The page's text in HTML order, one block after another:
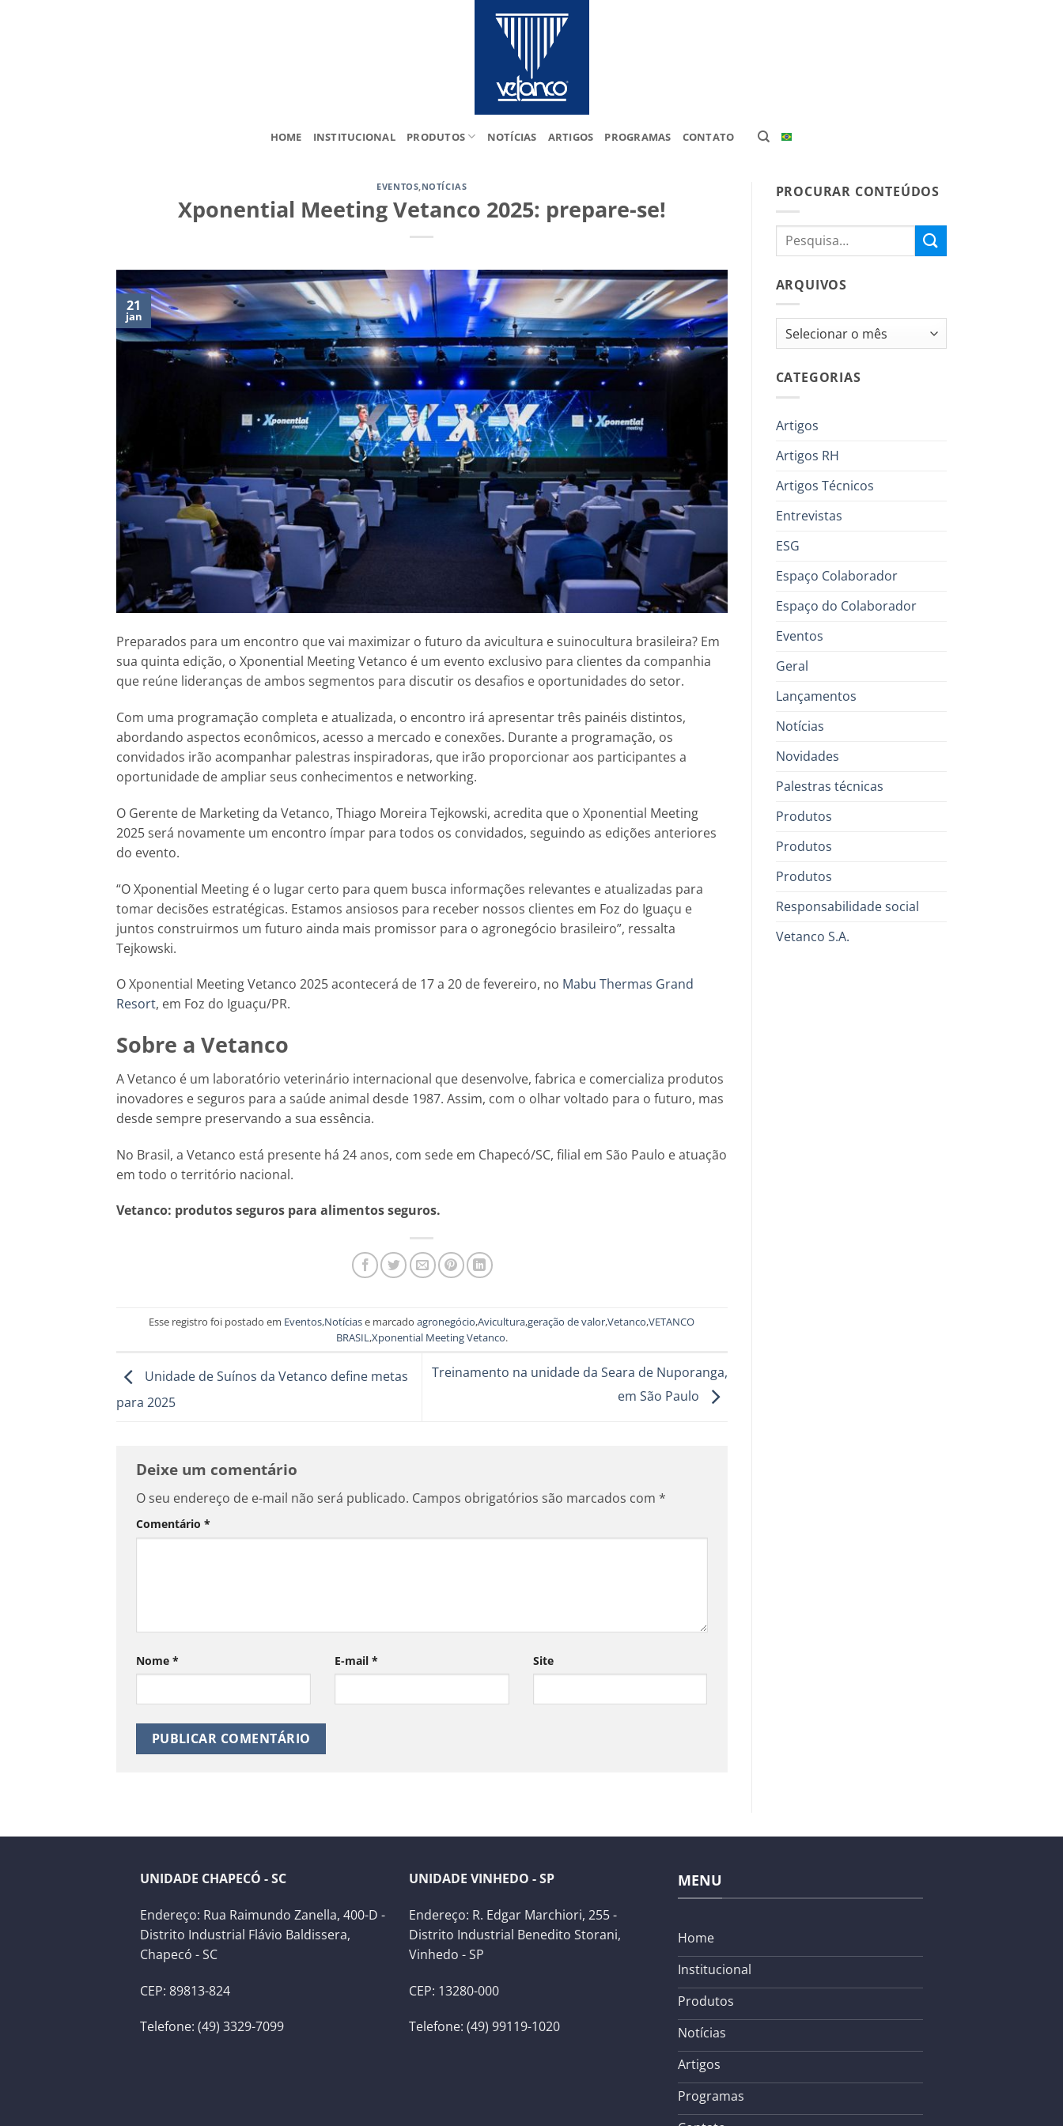
HOME INSTITUCIONAL PRODUTOS NOTÍCIAS ARTIGOS PROGRAMAS CONTATO
EVENTOS,NOTÍCIAS
Xponential Meeting Vetanco 2025: prepare-se!
21
jan
Preparados para um encontro que vai maximizar o futuro da avicultura e suinocultura brasileira? Em
sua quinta edição, o Xponential Meeting Vetanco é um evento exclusivo para clientes da companhia
que reúne lideranças de ambos segmentos para discutir os desafios e oportunidades do setor.
Com uma programação completa e atualizada, o encontro irá apresentar três painéis distintos,
abordando aspectos econômicos, acesso a mercado e conexões. Durante a programação, os
convidados irão acompanhar palestras inspiradoras, que irão proporcionar aos participantes a
oportunidade de ampliar seus conhecimentos e networking.
O Gerente de Marketing da Vetanco, Thiago Moreira Tejkowski, acredita que o Xponential Meeting
2025 será novamente um encontro ímpar para todos os convidados, seguindo as edições anteriores
do evento.
“O Xponential Meeting é o lugar certo para quem busca informações relevantes e atualizadas para
tomar decisões estratégicas. Estamos ansiosos para receber nossos clientes em Foz do Iguaçu e
juntos construirmos um futuro ainda mais promissor para o agronegócio brasileiro”, ressalta
Tejkowski.
O Xponential Meeting Vetanco 2025 acontecerá de 17 a 20 de fevereiro, no Mabu Thermas Grand
Resort, em Foz do Iguaçu/PR.
Sobre a Vetanco
A Vetanco é um laboratório veterinário internacional que desenvolve, fabrica e comercializa produtos
inovadores e seguros para a saúde animal desde 1987. Assim, com o olhar voltado para o futuro, mas
desde sempre preservando a sua essência.
No Brasil, a Vetanco está presente há 24 anos, com sede em Chapecó/SC, filial em São Paulo e atuação
em todo o território nacional.
Vetanco: produtos seguros para alimentos seguros.
Esse registro foi postado em Eventos,Notíciase marcadoagronegócio,Avicultura,geração de valor,Vetanco,VETANCO
BRASIL,Xponential Meeting Vetanco.
Unidade de Suínos da Vetanco define metas
para 2025
Treinamento na unidade da Seara de Nuporanga,
em São Paulo
Deixe um comentário
O seu endereço de e-mail não será publicado. Campos obrigatórios são marcados com *
Comentário *
Nome * E-mail * Site
PROCURAR CONTEÚDOS
ARQUIVOS
Arquivos
CATEGORIAS
Artigos
Artigos RH
Artigos Técnicos
Entrevistas
ESG
Espaço Colaborador
Espaço do Colaborador
Eventos
Geral
Lançamentos
Notícias
Novidades
Palestras técnicas
Produtos
Produtos
Produtos
Responsabilidade social
Vetanco S.A.
UNIDADE CHAPECÓ - SC
Endereço: Rua Raimundo Zanella, 400-D -
Distrito Industrial Flávio Baldissera,
Chapecó - SC
CEP: 89813-824
Telefone: (49) 3329-7099
UNIDADE VINHEDO - SP
Endereço: R. Edgar Marchiori, 255 -
Distrito Industrial Benedito Storani,
Vinhedo - SP
CEP: 13280-000
Telefone: (49) 99119-1020
MENU
Home
Institucional
Produtos
Notícias
Artigos
Programas